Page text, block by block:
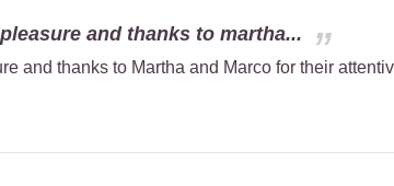
and thanks to martha...
and thanks to Martha and Marco for their